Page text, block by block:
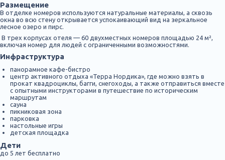
Размещение
В отделке номеров используются натуральные материалы, а сквозь
окна во всю стену открывается успокаивающий вид на зеркальное
лесное озеро и пирс.
В трех корпусах отеля — 60 двухместных номеров площадью 24 м²,
включая номер для людей с ограниченными возможностями.
Инфраструктура
панорамное кафе-бистро
центр активного отдыха «Терра Нордика», где можно взять в
прокат квадроциклы, багги, снегоходы, а также отправиться вместе
с опытными инструкторами в путешествие по историческим
маршрутам
сауна
пикниковая зона
парковка
настольные игры
детская площадка
Дети
до 5 лет бесплатно